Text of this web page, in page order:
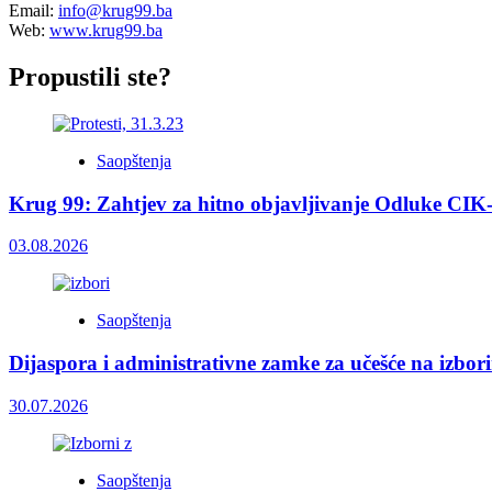
Email: info@krug99.ba
Web: www.krug99.ba
Propustili ste?
Saopštenja
Krug 99: Zahtjev za hitno objavljivanje Odluke
03.08.2026
Saopštenja
Dijaspora i administrativne zamke za učešće na
30.07.2026
Saopštenja